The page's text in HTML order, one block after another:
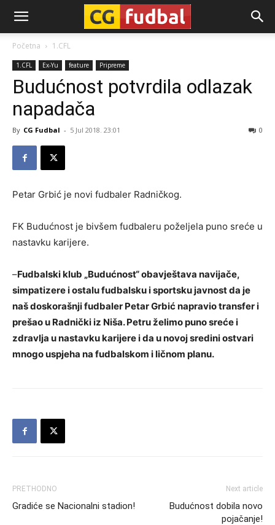
CG-
Fudbal
Početna 1.CFL
1.CFL Ex-Yu feature Pripreme
Budućnost potvrdila odlazak
napadača
By CG Fudbal - 5 Jul 2018. 23:01 0
Petar Grbić je novi fudbaler Radničkog.
FK Budućnost je bivšem fudbaleru poželjela puno sreće u
nastavku karijere.
–Fudbalski klub „Budućnost“ obavještava navijače,
simpatizere i ostalu fudbalsku i sportsku javnost da je
naš doskorašnji fudbaler Petar Grbić napravio transfer i
prešao u Radnički iz Niša. Petru želimo puno sreće i
zdravlja u nastavku karijere i da u novoj sredini ostvari
mnogo uspjeha na fudbalskom i ličnom planu.
PRETHODNO
Gradiće se Nacionalni stadion!
Next article
Budućnost dobila novo
pojačanje!